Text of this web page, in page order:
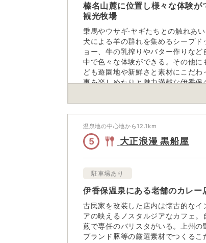
榛名山麓に位置し様々な体験が
観光牧場
乗馬やウサギ·ヤギたちとの触れあ
犬による羊の群れを集めるシープド
ョー、牛の乳搾りやバター作りなど
中で色々な体験ができる。その他に
ども遊園地や新鮮さと素材にこだわ
事を楽しめたりと魅力満載な伊香保
温泉地の中心地から12.1 km
5 大正浪漫 黒船屋
駐車場あり
伊香保温泉にある老舗のカレー
古民家を改装した店内は懐古的なイ
アの映えるノスタルジアなカフェ。
煎で専任のバリスタがいる。上州の
ブランド豚等の厳選素材でつくるこ